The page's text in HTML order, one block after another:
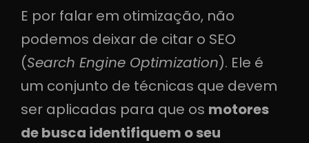
E por falar em otimização, não
podemos deixar de citar o SEO
(Search Engine Optimization). Ele é
um conjunto de técnicas que devem
ser aplicadas para que os motores
de busca identifiquem o seu